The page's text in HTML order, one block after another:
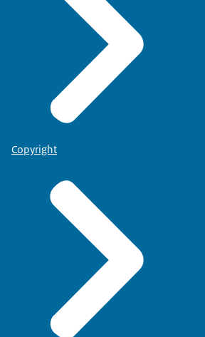
Copyright